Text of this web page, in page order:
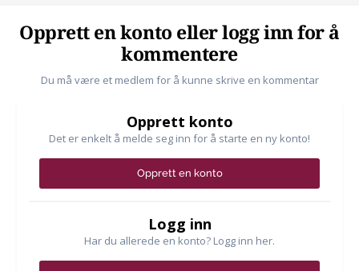
Opprett en konto eller logg inn for å
kommentere
Du må være et medlem for å kunne skrive en kommentar
Opprett konto
Det er enkelt å melde seg inn for å starte en ny konto!
Opprett en konto
Logg inn
Har du allerede en konto? Logg inn her.